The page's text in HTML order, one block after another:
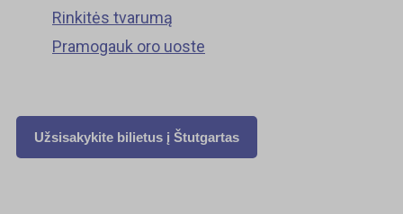
Rinkitės tvarumą
Pramogauk oro uoste
Užsisakykite bilietus į Štutgartas